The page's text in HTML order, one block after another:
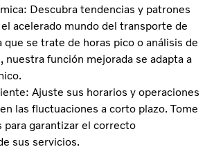
Descubra tendencias y patrones
acelerado mundo del transporte de
que se trate de horas pico o análisis de
nuestra función mejorada se adapta a
Ajuste sus horarios y operaciones
las fluctuaciones a corto plazo. Tome
para garantizar el correcto
sus servicios.